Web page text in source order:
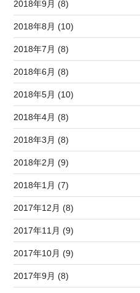
2018年9月 (8)
2018年8月 (10)
2018年7月 (8)
2018年6月 (8)
2018年5月 (10)
2018年4月 (8)
2018年3月 (8)
2018年2月 (9)
2018年1月 (7)
2017年12月 (8)
2017年11月 (9)
2017年10月 (9)
2017年9月 (8)